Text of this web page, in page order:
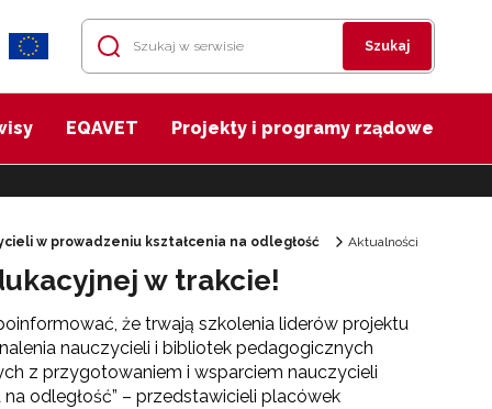
Szukaj
EQAVET Projekty i programy rządowe
w prowadzeniu kształcenia na odległość Aktualności
w trakcie!
że trwają szkolenia liderów projektu
nauczycieli i bibliotek pedagogicznych
z przygotowaniem i wsparciem nauczycieli
odległość” – przedstawicieli placówek